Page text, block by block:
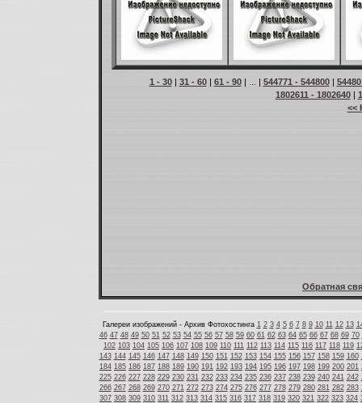
1 - 30| 31 - 60| 61 - 90| ... | 544771 - 544800|
1802611 - 1802640|
<<
Обратная
Галереи изображений - Архив Фотохостинга 1 2 3 4 5 6 7 8 9 10 11 12 13
46 47 48 49 50 51 52 53 54 55 56 57 58 59 60 61 62 63 64 65 66 67 68 69 70
102 103 104 105 106 107 108 109 110 111 112 113 114 115 116 117 118 119
143 144 145 146 147 148 149 150 151 152 153 154 155 156 157 158 159 160
184 185 186 187 188 189 190 191 192 193 194 195 196 197 198 199 200 201
225 226 227 228 229 230 231 232 233 234 235 236 237 238 239 240 241 242
266 267 268 269 270 271 272 273 274 275 276 277 278 279 280 281 282 283
307 308 309 310 311 312 313 314 315 316 317 318 319 320 321 322 323 324